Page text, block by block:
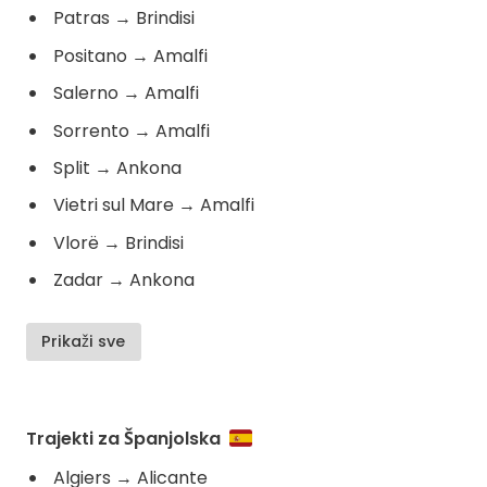
Patras → Brindisi
Positano → Amalfi
Salerno → Amalfi
Sorrento → Amalfi
Split → Ankona
Vietri sul Mare → Amalfi
Vlorë → Brindisi
Zadar → Ankona
Prikaži sve
Trajekti za Španjolska
Algiers → Alicante